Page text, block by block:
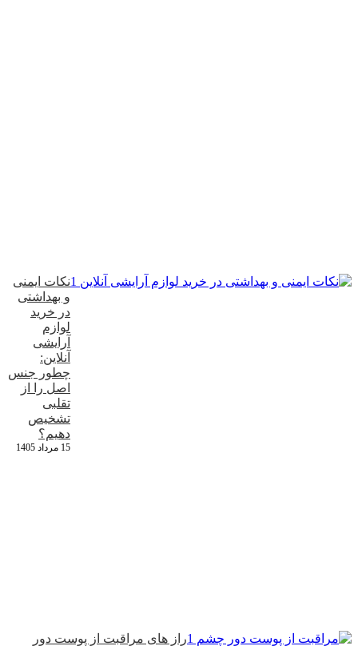
نکات ایمنی
و بهداشتی
در خرید
لوازم
آرایشی
آنلاین:
چطور جنس
اصل را از
تقلبی
تشخیص
دهیم؟
15 مرداد 1405
راز های مراقبت از پوست دور